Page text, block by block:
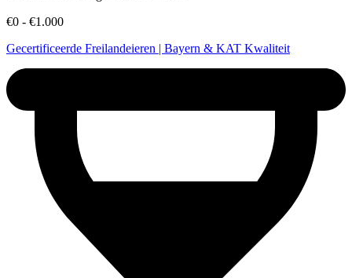
€0 - €1.000
Gecertificeerde Freilandeieren | Bayern & KAT Kwaliteit